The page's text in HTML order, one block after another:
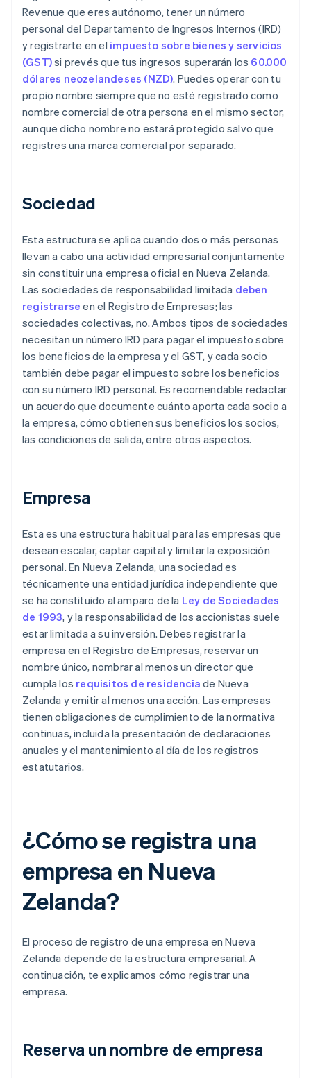
Revenue que eres autónomo, tener un número
personal del Departamento de Ingresos Internos (IRD)
y registrarte en el impuesto sobre bienes y servicios
(GST)si prevés que tus ingresos superarán los 60.000
dólares neozelandeses (NZD). Puedes operar con tu
propio nombre siempre que no esté registrado como
nombre comercial de otra persona en el mismo sector,
aunque dicho nombre no estará protegido salvo que
registres una marca comercial por separado.
Sociedad
Esta estructura se aplica cuando dos o más personas
llevan a cabo una actividad empresarial conjuntamente
sin constituir una empresa oficial en Nueva Zelanda.
Las sociedades de responsabilidad limitada deben
registrarse en el Registro de Empresas; las
sociedades colectivas, no. Ambos tipos de sociedades
necesitan un número IRD para pagar el impuesto sobre
los beneficios de la empresa y el GST, y cada socio
también debe pagar el impuesto sobre los beneficios
con su número IRD personal. Es recomendable redactar
un acuerdo que documente cuánto aporta cada socio a
la empresa, cómo obtienen sus beneficios los socios,
las condiciones de salida, entre otros aspectos.
Empresa
Esta es una estructura habitual para las empresas que
desean escalar, captar capital y limitar la exposición
personal. En Nueva Zelanda, una sociedad es
técnicamente una entidad jurídica independiente que
se ha constituido al amparo de la Ley de Sociedades
de 1993, y la responsabilidad de los accionistas suele
estar limitada a su inversión. Debes registrar la
empresa en el Registro de Empresas, reservar un
nombre único, nombrar al menos un director que
cumpla los requisitos de residencia de Nueva
Zelanda y emitir al menos una acción. Las empresas
tienen obligaciones de cumplimiento de la normativa
continuas, incluida la presentación de declaraciones
anuales y el mantenimiento al día de los registros
estatutarios.
¿Cómo se registra una
empresa en Nueva
Zelanda?
El proceso de registro de una empresa en Nueva
Zelanda depende de la estructura empresarial. A
continuación, te explicamos cómo registrar una
empresa.
Reserva un nombre de empresa